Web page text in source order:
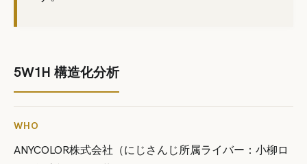
5W1H 構造化分析
WHO
ANYCOLOR株式会社（にじさんじ所属ライバー：小柳ロ